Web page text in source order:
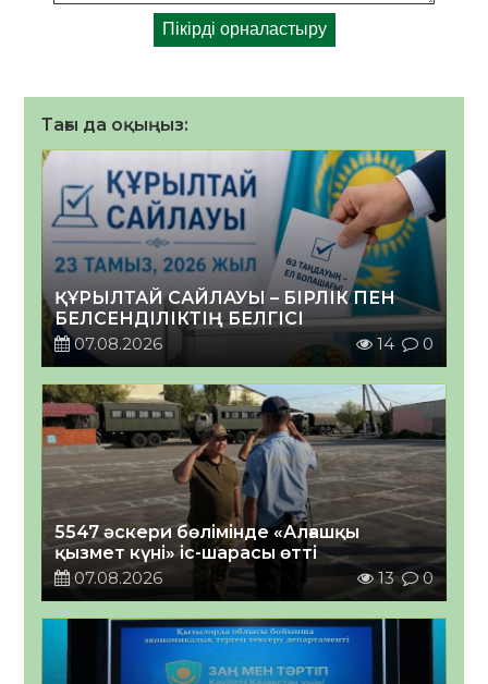
Тағы да оқыңыз:
ҚҰРЫЛТАЙ САЙЛАУЫ – БІРЛІК ПЕН
БЕЛСЕНДІЛІКТІҢ БЕЛГІСІ
07.08.2026
14 0
5547 әскери бөлімінде «Алғашқы
қызмет күні» іс-шарасы өтті
07.08.2026
13 0